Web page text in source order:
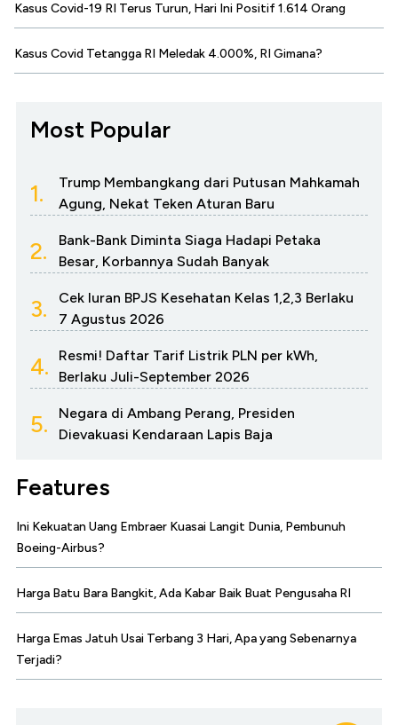
Kasus Covid-19 RI Terus Turun, Hari Ini Positif 1.614 Orang
Kasus Covid Tetangga RI Meledak 4.000%, RI Gimana?
Most Popular
1.
Trump Membangkang dari Putusan Mahkamah
Agung, Nekat Teken Aturan Baru
2.
Bank-Bank Diminta Siaga Hadapi Petaka
Besar, Korbannya Sudah Banyak
3.
Cek Iuran BPJS Kesehatan Kelas 1,2,3 Berlaku
7 Agustus 2026
4.
Resmi! Daftar Tarif Listrik PLN per kWh,
Berlaku Juli-September 2026
5.
Negara di Ambang Perang, Presiden
Dievakuasi Kendaraan Lapis Baja
Features
Ini Kekuatan Uang Embraer Kuasai Langit Dunia, Pembunuh
Boeing-Airbus?
Harga Batu Bara Bangkit, Ada Kabar Baik Buat Pengusaha RI
Harga Emas Jatuh Usai Terbang 3 Hari, Apa yang Sebenarnya
Terjadi?